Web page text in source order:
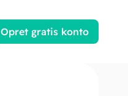
Opret gratis konto